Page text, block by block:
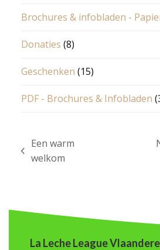
Brochures & infobladen -
Donaties (8)
Geschenken (15)
PDF - Brochures & Infobladen
previous
Een warm
welkom
La Leche League